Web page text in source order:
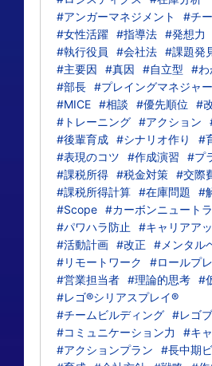
#アンガーマネジメント
#チ
#女性活躍 #指導法 #発想力
#執行役員
#会社法 #課題発
#主要因
#真因 #自立型
#わ
#部長 #プレイングマネジャー
#MICE #相談 #優先順位
#
#トレーニング #アクション
#後輩育成 #シナリオ作り
#
#表現のコツ
#作成演習 #プ
#課税所得 #税金対策 #交際
#課税所得計算 #在庫問題 #
#Scope #カーボンニュート
#パワハラ防止
#キャリアア
#活動計画 #改正
#メンタル
#リモートワーク
#ロールプ
#営業担当者 #理論的思考 #
#レゴ®シリアスプレイ®
#チームビルディング #レゴ
#コミュニケーション力
#キ
#アクションプラン
#長中期